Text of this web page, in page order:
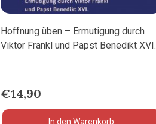
Hoffnung üben – Ermutigung durch
Viktor Frankl und Papst Benedikt XVI.
€14,90
In den Warenkorb